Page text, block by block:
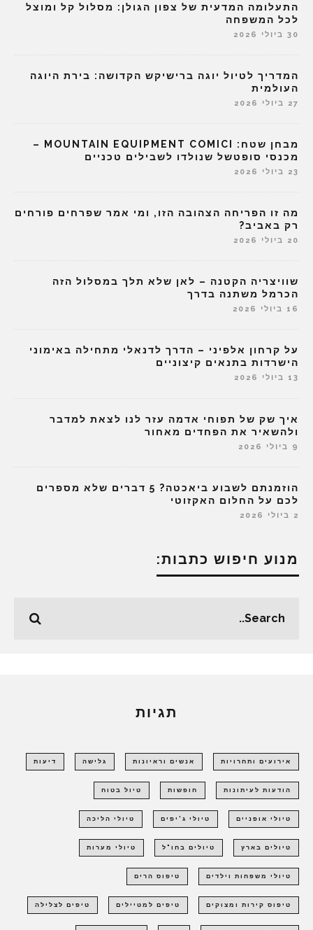
התעלומה המדעית של צפון הגולן: מסלול קל ומוצל
לכל המשפחה
30 ביולי 2026
המדריך לטיול יוגה ברישיקש הקדושה: בירת היוגה
העולמית
27 ביולי 2026
מבחן שטח: MOUNTAIN EQUIPMENT COMICI –
מכנסי סופטשל שנולדו לשבילים טכניים
23 ביולי 2026
מה זו הפריחה הצהובה הזו, ומי אמר שפרחים פורחים
רק באביב?
20 ביולי 2026
שוויצריה הקטנה – לאן שלא תלך במסלול הזה
הכרמל משתנה בדרך
16 ביולי 2026
על קרחון אלפיני – הדרך לדנאלי מתחילה באימוני
הישרדות בתנאים קיצוניים
13 ביולי 2026
איך שק של תפוחי אדמה עזר לנו לצאת למדבר
ולהשאיר את הפחדים מאחור
9 ביולי 2026
הוזמנתם לשבוע ביאכטה? 5 דברים שלא מספרים
לכם על החלום האקזוטי
2 ביולי 2026
מנוע חיפוש כתבות:
תגיות
אירועים ותחרויות אנשים וראיונות גלישה דיעות
הודעות לעיתונות חופשות טיול בטוח
טיולי אופניים טיולי ג'יפים טיולי הליכה
טיולים בארץ טיולים בחו"ל טיולי מערות
טיולי משפחות וילדים טיפוס הרים
טיפוס קירות ומצוקים טיפים למטיילים טיפים לצלילה